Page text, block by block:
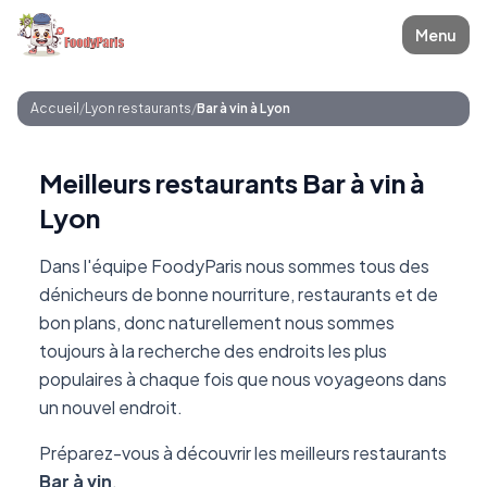
Menu
Accueil /Lyon restaurants/Bar à vin à Lyon
Meilleurs restaurants Bar à vin à
Lyon
Dans l'équipe FoodyParis nous sommes tous des
dénicheurs de bonne nourriture, restaurants et de
bon plans, donc naturellement nous sommes
toujours à la recherche des endroits les plus
populaires à chaque fois que nous voyageons dans
un nouvel endroit.
Préparez-vous à découvrir les meilleurs restaurants
Bar à vin.